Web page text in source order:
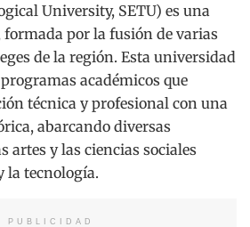
University, SETU) es una
por la fusión de varias
de la región. Esta universidad
académicos que
técnica y profesional con una
abarcando diversas
artes y las ciencias sociales
la tecnología.
PUBLICIDAD